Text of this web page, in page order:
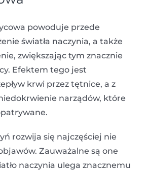
powoduje przede
światła naczynia, a także
zwiększając tym znacznie
Efektem tego jest
krwi przez tętnice, a z
narządów, które
rozwija się najczęściej nie
Zauważalne są one
naczynia ulega znacznemu